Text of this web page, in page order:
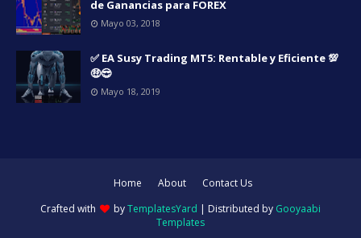
de Ganancias para FOREX
Mayo 03, 2018
✅ EA Susy Trading MT5: Rentable y Eficiente 💯
🤑😎
Mayo 18, 2019
Home About
Contact Us
Crafted with
byTemplatesYard | Distributed by Gooyaabi
Templates